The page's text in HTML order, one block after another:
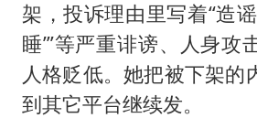
架，投诉理由里写着“造
睡’”等严重诽谤、人身攻
人格贬低。她把被下架的
到其它平台继续发。